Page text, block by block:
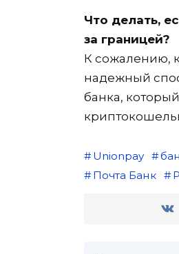
Что делать,
за границей?
К сожалению,
надежный
банка,
Unionpay
Почта Банк